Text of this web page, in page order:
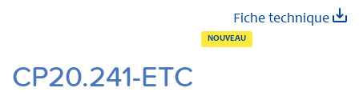
CP20.241-ETC
NOUVEAU
Fiche technique
beginning
of